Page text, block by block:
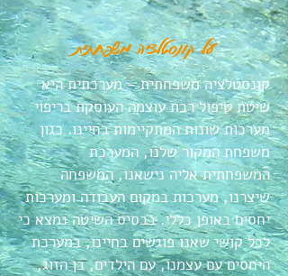
על קונסטלציה משפחתית
קונסטלציה משפחתית - מערכתית היא
שיטת טיפול רבת עוצמה העוסקת בריפוי
מערכות שונות המתקיימות בחיינו. כגון
משפחת המקור שלנו, המערכת
המשפחתית אליה נישאנו, המשפחה
שיצרנו, מערכות במקום העבודה ומערכות
יחסים באופן כללי. בבסיס השיטה נמצא כי
לכל קושי שאנו פוגשים בחיינו, במערכת
היחסים עם עצמנו, עם הילדים, בן הזוג,